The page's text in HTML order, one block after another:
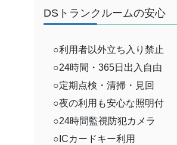
DSトランクルームの安心
○利用者以外立ち入り禁止
○24時間・365日出入自由
○定期点検・清掃・見回
○夜の利用も安心な照明付
○24時間監視防犯カメラ
○ICカードキー利用